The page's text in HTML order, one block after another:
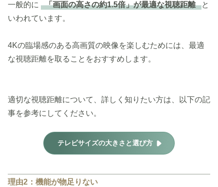
一般的に 「画面の高さの約1.5倍」が最適な視聴距離 と
いわれています。
4Kの臨場感のある高画質の映像を楽しむためには、最適
な視聴距離を取ることをおすすめします。
適切な視聴距離について、詳しく知りたい方は、以下の記
事を参考にしてください。
テレビサイズの大きさと選び方
理由2：機能が物足りない